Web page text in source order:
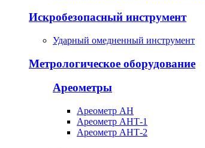
Искробезопасный инструмент
Ударный омедненный инструмент
Метрологическое оборудование
Ареометры
Ареометр АН
Ареометр АНТ-1
Ареометр АНТ-2